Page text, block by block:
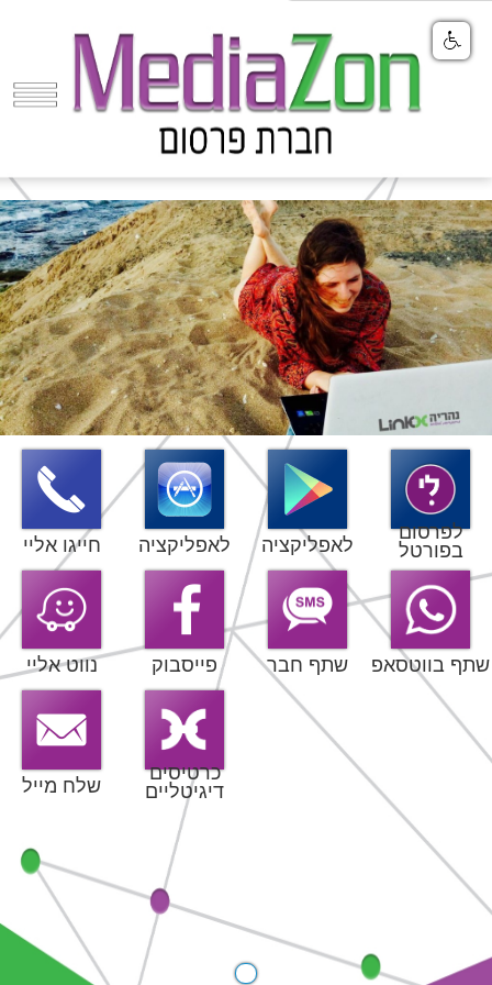
חייגו אליי לאפליקציה לאפליקציה
לפרסום
בפורטל
נווט אליי פייסבוק שתף חבר שתף בווטסאפ
שלח מייל
כרטיסים
דיגיטליים
Share